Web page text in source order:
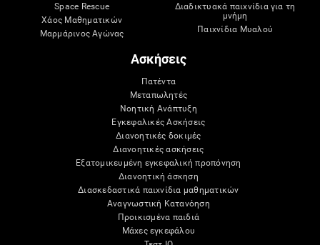
Space Rescue
Χάος Μαθηματικών
Μαρμάρινος Αγώνας
Διαδικτυακά παιχνίδια για τη
μνήμη
Παιχνίδια Μυαλού
Ασκήσεις
Πατέντα
Μεταπωλητές
Νοητική Ανάπτυξη
Εγκεφαλικές Ασκήσεις
Διανοητικές δοκιμές
Διανοητικές ασκήσεις
Εξατομικευμένη εγκεφαλική προπόνηση
Διανοητική άσκηση
Διασκεδαστικά παιχνίδια μαθηματικών
Αναγνωστική Κατανόηση
Προικισμένα παιδιά
Μάχες εγκεφάλου